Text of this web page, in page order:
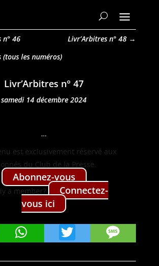
n° 46 Livr’Arbitres n° 48 →
Livr’Arbitres n° 47
samedi 14 décembre 2024
…
est exclu­sive­ment réservé aux
du Club de la Presse.
Abon­nez-vous
a mem­ber?
Con­nectez-
vous ici
WhatsApp
Twitter